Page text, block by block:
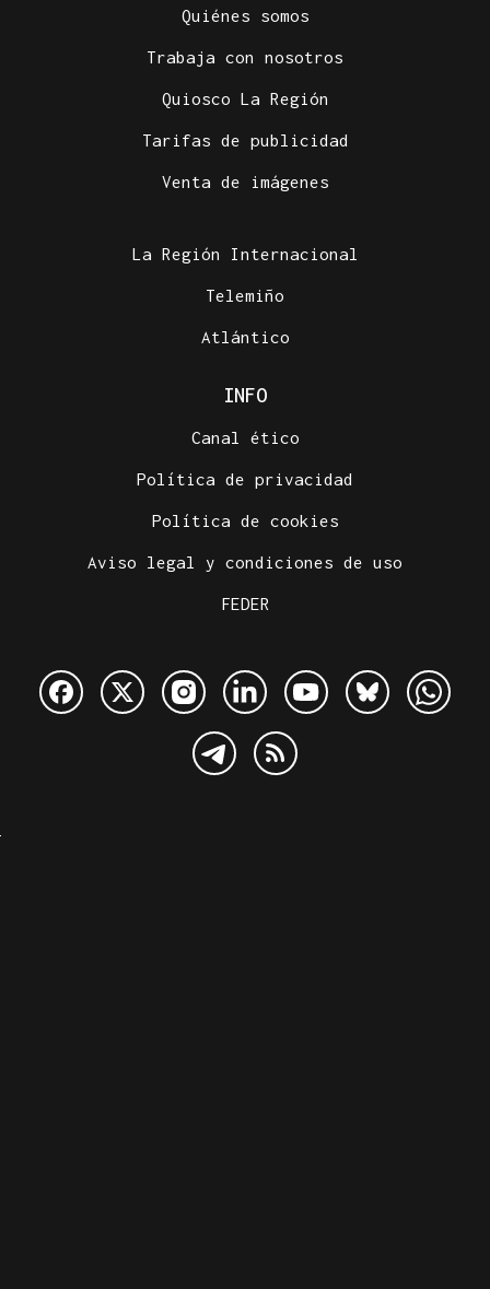
Quiénes somos
Trabaja con nosotros
Quiosco La Región
Tarifas de publicidad
Venta de imágenes
La Región Internacional
Telemiño
Atlántico
INFO
Canal ético
Política de privacidad
Política de cookies
Aviso legal y condiciones de uso
FEDER